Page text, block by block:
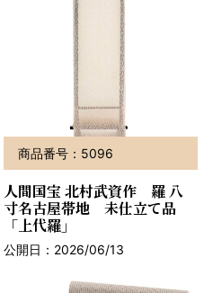
商品番号：5096
人間国宝 北村武資作 羅 八
寸名古屋帯地 未仕立て品
「上代羅」
公開日：2026/06/13